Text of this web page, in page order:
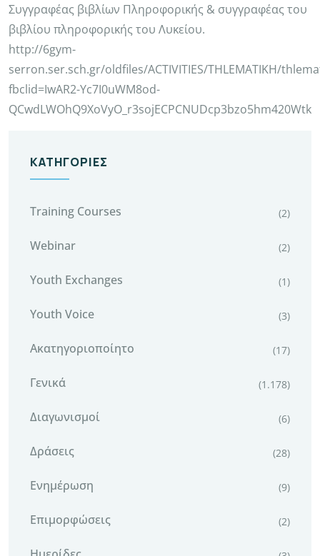
Συγγραφέας βιβλίων Πληροφορικής & συγγραφέας του
βιβλίου πληροφορικής του Λυκείου.
http://6gym-
serron.ser.sch.gr/oldfiles/ACTIVITIES/THLEMATIKH/
fbclid=IwAR2-Yc7I0uWM8od-
QCwdLWOhQ9XoVyO_r3sojECPCNUDcp3bzo5hm420Wtk
ΚΑΤΗΓΟΡΊΕΣ
Training Courses (2)
Webinar (2)
Youth Exchanges (1)
Youth Voice (3)
Ακατηγοριοποίητο (17)
Γενικά (1.178)
Διαγωνισμοί (6)
Δράσεις (28)
Ενημέρωση (9)
Επιμορφώσεις (2)